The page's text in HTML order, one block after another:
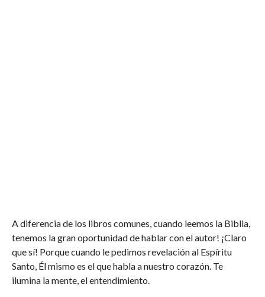
A diferencia de los libros comunes, cuando leemos la Biblia,
tenemos la gran oportunidad de hablar con el autor! ¡Claro
que sí! Porque cuando le pedimos revelación al Espíritu
Santo, Él mismo es el que habla a nuestro corazón. Te
ilumina la mente, el entendimiento.